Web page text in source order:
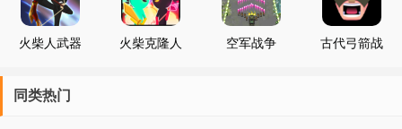
火柴人武器
火柴克隆人
空军战争
古代弓箭战
同类热门